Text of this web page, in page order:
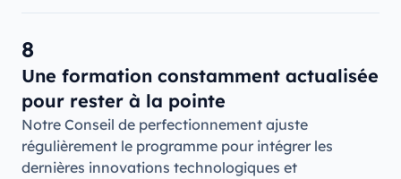
8
Une formation constamment actualisée
pour rester à la pointe
Notre Conseil de perfectionnement ajuste
régulièrement le programme pour intégrer les
dernières innovations technologiques et